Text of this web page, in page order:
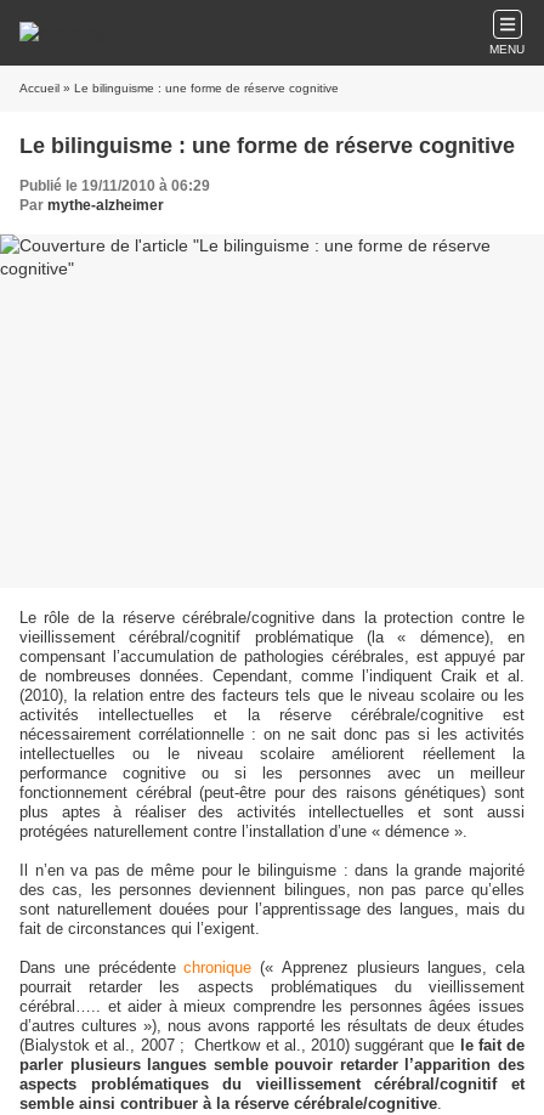
MENU
Accueil » Le bilinguisme : une forme de réserve cognitive
Le bilinguisme : une forme de réserve cognitive
Publié le 19/11/2010 à 06:29
Par mythe-alzheimer
Le rôle de la réserve cérébrale/cognitive dans la protection contre le
vieillissement cérébral/cognitif problématique (la « démence), en
compensant l’accumulation de pathologies cérébrales, est appuyé par
de nombreuses données. Cependant, comme l’indiquent Craik et al.
(2010), la relation entre des facteurs tels que le niveau scolaire ou les
activités intellectuelles et la réserve cérébrale/cognitive est
nécessairement corrélationnelle : on ne sait donc pas si les activités
intellectuelles ou le niveau scolaire améliorent réellement la
performance cognitive ou si les personnes avec un meilleur
fonctionnement cérébral (peut-être pour des raisons génétiques) sont
plus aptes à réaliser des activités intellectuelles et sont aussi
protégées naturellement contre l’installation d’une « démence ».
Il n’en va pas de même pour le bilinguisme : dans la grande majorité
des cas, les personnes deviennent bilingues, non pas parce qu’elles
sont naturellement douées pour l’apprentissage des langues, mais du
fait de circonstances qui l’exigent.
Dans une précédentechronique (« Apprenez plusieurs langues, cela
pourrait retarder les aspects problématiques du vieillissement
cérébral….. et aider à mieux comprendre les personnes âgées issues
d’autres cultures »), nous avons rapporté les résultats de deux études
(Bialystok et al., 2007 ; Chertkow et al., 2010) suggérant que le fait de
parler plusieurs langues semble pouvoir retarder l’apparition des
aspects problématiques du vieillissement cérébral/cognitif et
semble ainsi contribuer à la réserve cérébrale/cognitive.